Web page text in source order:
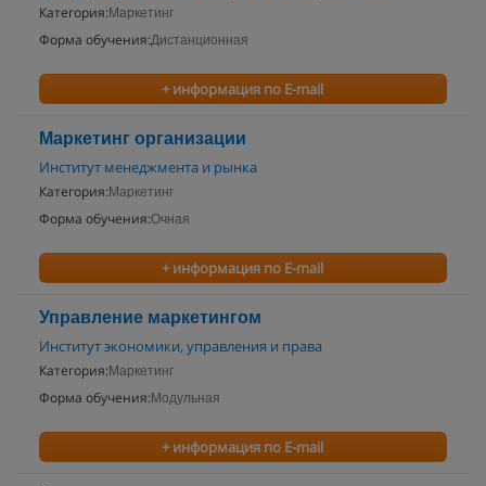
Категория: Маркетинг
Форма обучения:Дистанционная
+ информация по E-mail
Маркетинг организации
Институт менеджмента и рынка
Категория: Маркетинг
Форма обучения:Очная
+ информация по E-mail
Управление маркетингом
Институт экономики, управления и права
Категория: Маркетинг
Форма обучения: Модульная
+ информация по E-mail